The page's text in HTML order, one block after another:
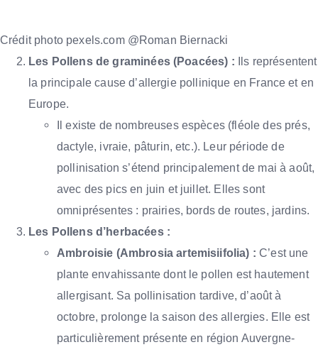
Crédit photo pexels.com @Roman Biernacki
Les Pollens de graminées (Poacées) : Ils représentent
la principale cause d’allergie pollinique en France et en
Europe.
Il existe de nombreuses espèces (fléole des prés,
dactyle, ivraie, pâturin, etc.). Leur période de
pollinisation s’étend principalement de mai à août,
avec des pics en juin et juillet. Elles sont
omniprésentes : prairies, bords de routes, jardins.
Les Pollens d’herbacées :
Ambroisie (Ambrosia artemisiifolia) : C’est une
plante envahissante dont le pollen est hautement
allergisant. Sa pollinisation tardive, d’août à
octobre, prolonge la saison des allergies. Elle est
particulièrement présente en région Auvergne-